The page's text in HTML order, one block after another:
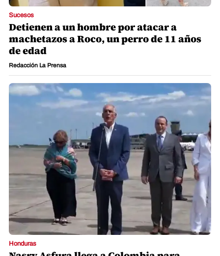
Sucesos
Detienen a un hombre por atacar a
machetazos a Roco, un perro de 11 años
de edad
Redacción La Prensa
Honduras